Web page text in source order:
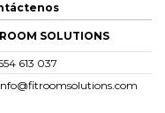
SOLUTIONS
613 037